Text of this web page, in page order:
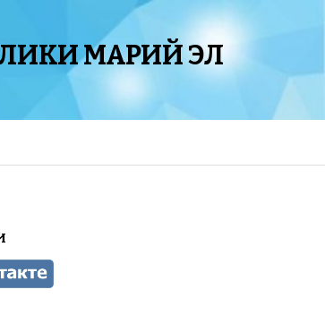
МАРИЙ ЭЛ